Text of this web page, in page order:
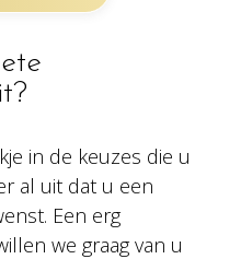
in de keuzes die u
al uit dat u een
Een erg
we graag van u